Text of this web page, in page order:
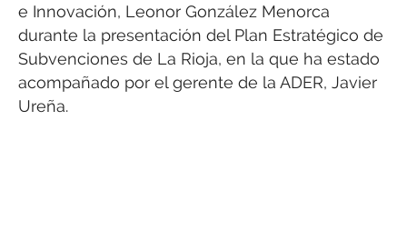
e Innovación, Leonor González Menorca
durante la presentación del Plan Estratégico de
Subvenciones de La Rioja, en la que ha estado
acompañado por el gerente de la ADER, Javier
Ureña.